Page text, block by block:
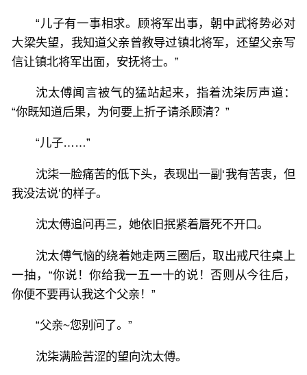
“儿子有一事相求。顾将军出事，朝中武将势必对
大梁失望，我知道父亲曾教导过镇北将军，还望父亲写
信让镇北将军出面，安抚将士。”
沈太傅闻言被气的猛站起来，指着沈柒厉声道：
“你既知道后果，为何要上折子请杀顾清？”
“儿子……”
沈柒一脸痛苦的低下头，表现出一副‘我有苦衷，但
我没法说’的样子。
沈太傅追问再三，她依旧抿紧着唇死不开口。
沈太傅气恼的绕着她走两三圈后，取出戒尺往桌上
一抽，“你说！你给我一五一十的说！否则从今往后，
你便不要再认我这个父亲！”
“父亲~您别问了。”
沈柒满脸苦涩的望向沈太傅。